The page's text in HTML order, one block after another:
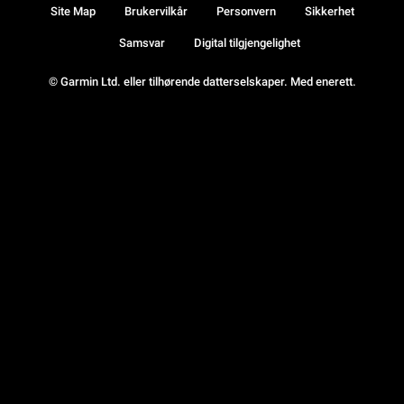
© Garmin Ltd. eller tilhørende datterselskaper. Med enerett.
Site Map Brukervilkår Personvern Sikkerhet
Samsvar Digital tilgjengelighet